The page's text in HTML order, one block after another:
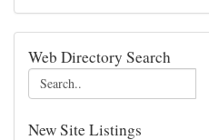
Web Directory Search
New Site Listings